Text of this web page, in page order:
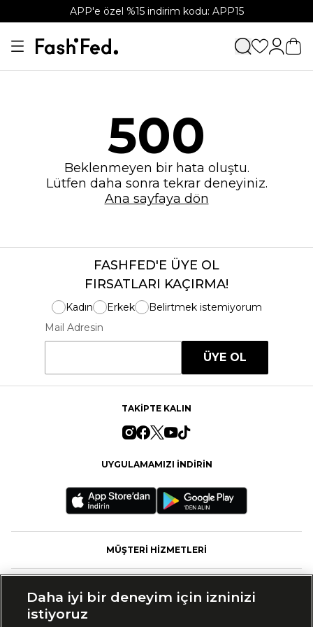
APP'e özel %15 indirim kodu: APP15
500
Beklenmeyen bir hata oluştu.
Lütfen daha sonra tekrar deneyiniz.
Ana sayfaya dön
FASHFED'E ÜYE OL
FIRSATLARI KAÇIRMA!
Kadın Erkek
Belirtmek istemiyorum
Mail Adresin
ÜYE OL
TAKİPTE KALIN
UYGULAMAMIZI İNDİRİN
MÜŞTERİ HİZMETLERİ
Daha iyi bir deneyim için izninizi
istiyoruz